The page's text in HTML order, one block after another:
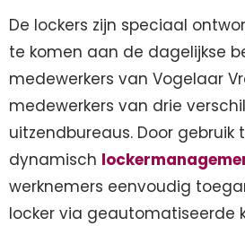
De lockers zijn speciaal
te komen aan de dagelijkse
medewerkers van Vogelaar
medewerkers van drie
uitzendbureaus. Door gebruik
dynamisch
werknemers eenvoudig
locker via geautomatiseerde